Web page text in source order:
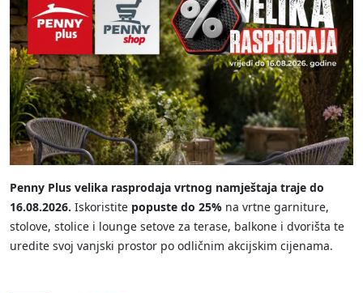
Penny Plus velika rasprodaja vrtnog namještaja traje do
16.08.2026. Iskoristite popuste do 25% na vrtne garniture,
stolove, stolice i lounge setove za terase, balkone i dvorišta te
uredite svoj vanjski prostor po odličnim akcijskim cijenama.